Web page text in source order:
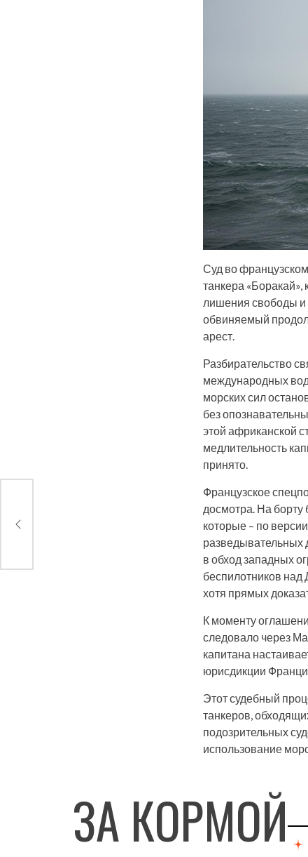
Суд во
танкера
лишения свободы и
обвиняемый
арест.
Разбирательство
международных
морских сил
без
этой африканской
медлительность
принято.
Французское
досмотра. На борту
которые – по
разведывательных
в обход западных
беспилотников над
хотя прямых
К моменту
следовало через
капитана
юрисдикции
Этот судебный
танкеров,
подозрительных
использование
ЗА КОРМОЙ